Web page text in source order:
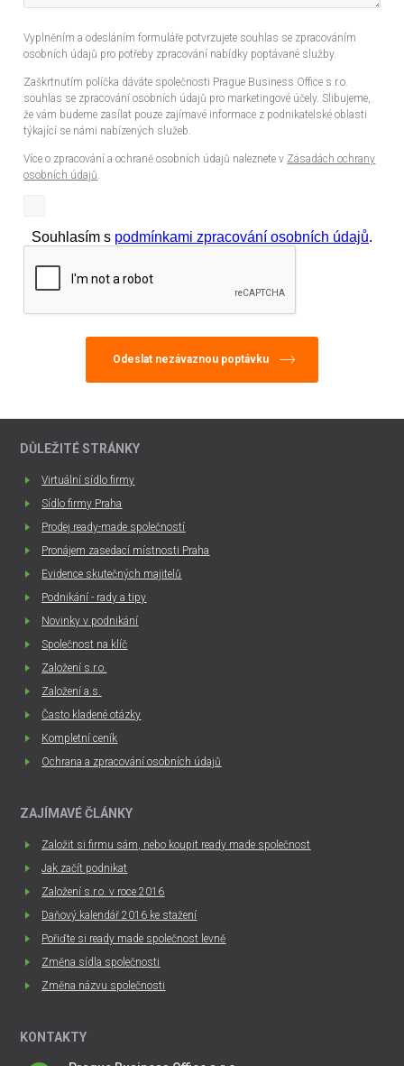
Vyplněním a odesláním formuláře potvrzujete souhlas se zpracováním
osobních údajů pro potřeby zpracování nabídky poptávané služby.
Zaškrtnutím políčka dáváte společnosti Prague Business Office s.r.o.
souhlas se zpracování osobních údajů pro marketingové účely. Slibujeme,
že vám budeme zasílat pouze zajímavé informace z podnikatelské oblasti
týkající se námi nabízených služeb.
Více o zpracování a ochraně osobních údajů naleznete v Zásadách ochrany
osobních údajů.
Souhlasím s podmínkami zpracování osobních údajů.
DŮLEŽITÉ STRÁNKY
Virtuální sídlo firmy
Sídlo firmy Praha
Prodej ready-made společností
Pronájem zasedací místnosti Praha
Evidence skutečných majitelů
Podnikání - rady a tipy
Novinky v podnikání
Společnost na klíč
Založení s.r.o.
Založení a.s.
Často kladené otázky
Kompletní ceník
Ochrana a zpracování osobních údajů
ZAJÍMAVÉ ČLÁNKY
Založit si firmu sám, nebo koupit ready made společnost
Jak začít podnikat
Založení s.r.o. v roce 2016
Daňový kalendář 2016 ke stažení
Pořiďte si ready made společnost levně
Změna sídla společnosti
Změna názvu společnosti
KONTAKTY